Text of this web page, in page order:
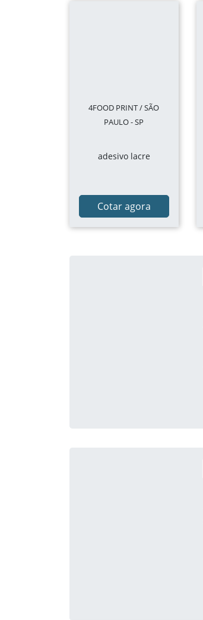
4FOOD PRINT / SÃO
PAULO - SP
adesivo lacre
Cotar agora